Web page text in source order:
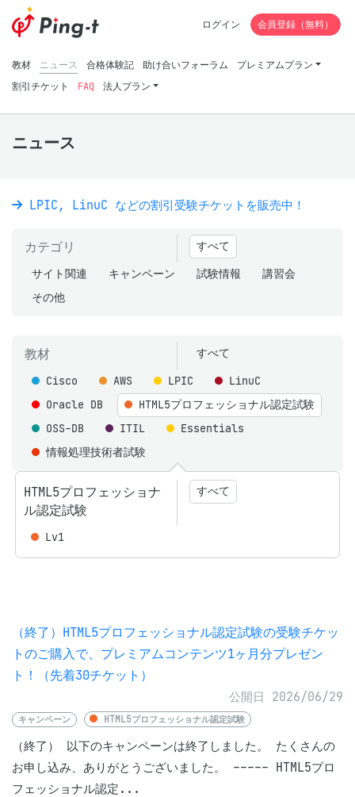
教材 ニュース 合格体験記 助け合いフォーラム
プレミアムプラン
割引チケット
FAQ 法人プラン
ログイン 会員登録（無料）
ニュース
LPIC, LinuC などの割引受験チケットを販売中！
カテゴリ すべて
サイト関連 キャンペーン 試験情報
講習会
その他
教材 すべて
Cisco AWS LPIC
LinuC
Oracle DB
HTML5プロフェッショナル認定試験
OSS-DB
ITIL
Essentials
情報処理技術者試験
HTML5プロフェッショナ
ル認定試験
すべて
Lv1
（終了）HTML5プロフェッショナル認定試験の受験チケッ
トのご購入で、プレミアムコンテンツ1ヶ月分プレゼン
ト！（先着30チケット）
公開日 2026/06/29
キャンペーン HTML5プロフェッショナル認定試験
（終了） 以下のキャンペーンは終了しました。 たくさんの
お申し込み、ありがとうございました。 ----- HTML5プロ
フェッショナル認定...